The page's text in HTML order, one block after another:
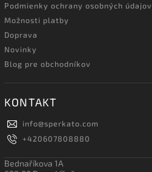
Podmienky ochrany osobných údajov
Možnosti platby
Doprava
Novinky
Blog pre obchodníkov
KONTAKT
info@sperkato.com
+420607808880
Bednaříkova 1A